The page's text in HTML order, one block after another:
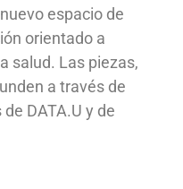
espacio de
orientado a
salud. Las piezas,
a través de
DATA.U y de